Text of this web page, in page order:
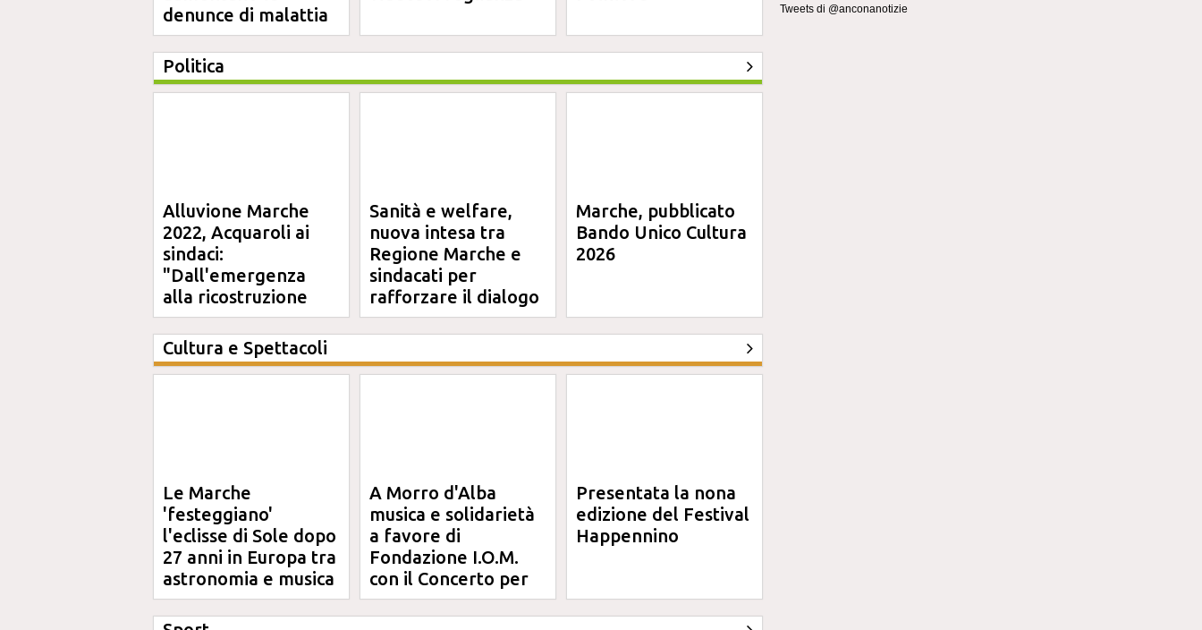
denunce di malattia
professionale
Politica
Alluvione Marche
2022, Acquaroli ai
sindaci:
"Dall'emergenza
alla ricostruzione
definitiva"
Sanità e welfare,
nuova intesa tra
Regione Marche e
sindacati per
rafforzare il dialogo
Marche, pubblicato
Bando Unico Cultura
2026
Cultura e Spettacoli
Le Marche
'festeggiano'
l'eclisse di Sole dopo
27 anni in Europa tra
astronomia e musica
A Morro d'Alba
musica e solidarietà
a favore di
Fondazione I.O.M.
con il Concerto per
Anna
Presentata la nona
edizione del Festival
Happennino
Tweets di @anconanotizie